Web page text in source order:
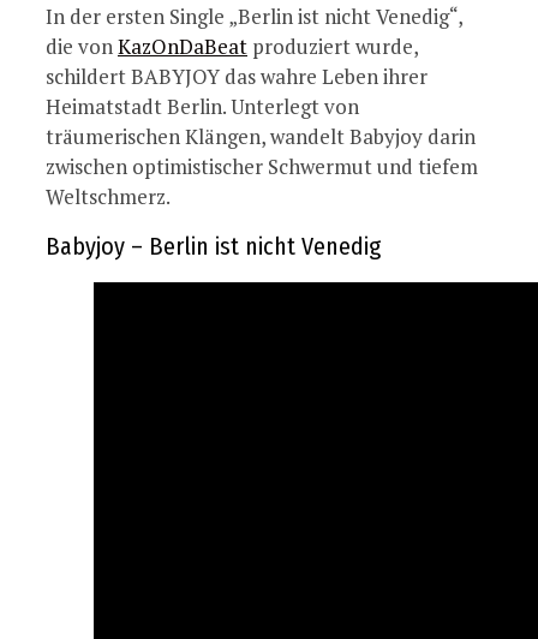
In der ersten Single „Berlin ist nicht Venedig“,
die von KazOnDaBeat produziert wurde,
schildert BABYJOY das wahre Leben ihrer
Heimatstadt Berlin. Unterlegt von
träumerischen Klängen, wandelt Babyjoy darin
zwischen optimistischer Schwermut und tiefem
Weltschmerz.
Babyjoy – Berlin ist nicht Venedig